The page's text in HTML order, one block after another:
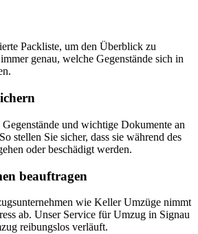
Packliste, um den Überblick zu
genau, welche Gegenstände sich in
und wichtige Dokumente an
stellen Sie sicher, dass sie während des
oder beschädigt werden.
beauftragen
wie Keller Umzüge nimmt
ab. Unser Service für Umzug in Signau
reibungslos verläuft.